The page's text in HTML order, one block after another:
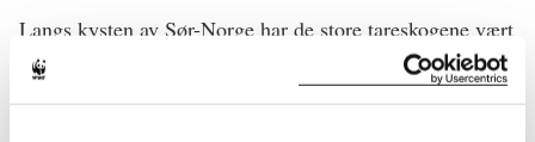
Langs kysten av Sør-Norge har de store tareskogene vært
dominert av sukkertare. Den kan til og med spises.
Sukkertare – du hører det på navnet.